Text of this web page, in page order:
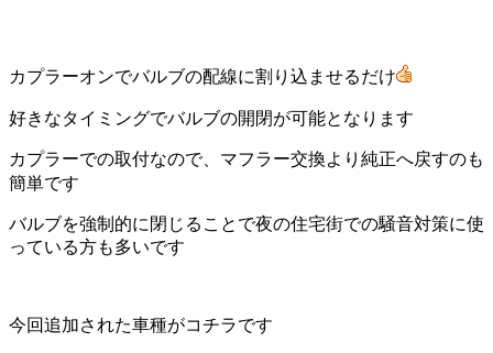
カプラーオンでバルブの配線に割り込ませるだけ
好きなタイミングでバルブの開閉が可能となります
カプラーでの取付なので、マフラー交換より純正へ戻すのも
簡単です
バルブを強制的に閉じることで夜の住宅街での騒音対策に使
っている方も多いです
今回追加された車種がコチラです